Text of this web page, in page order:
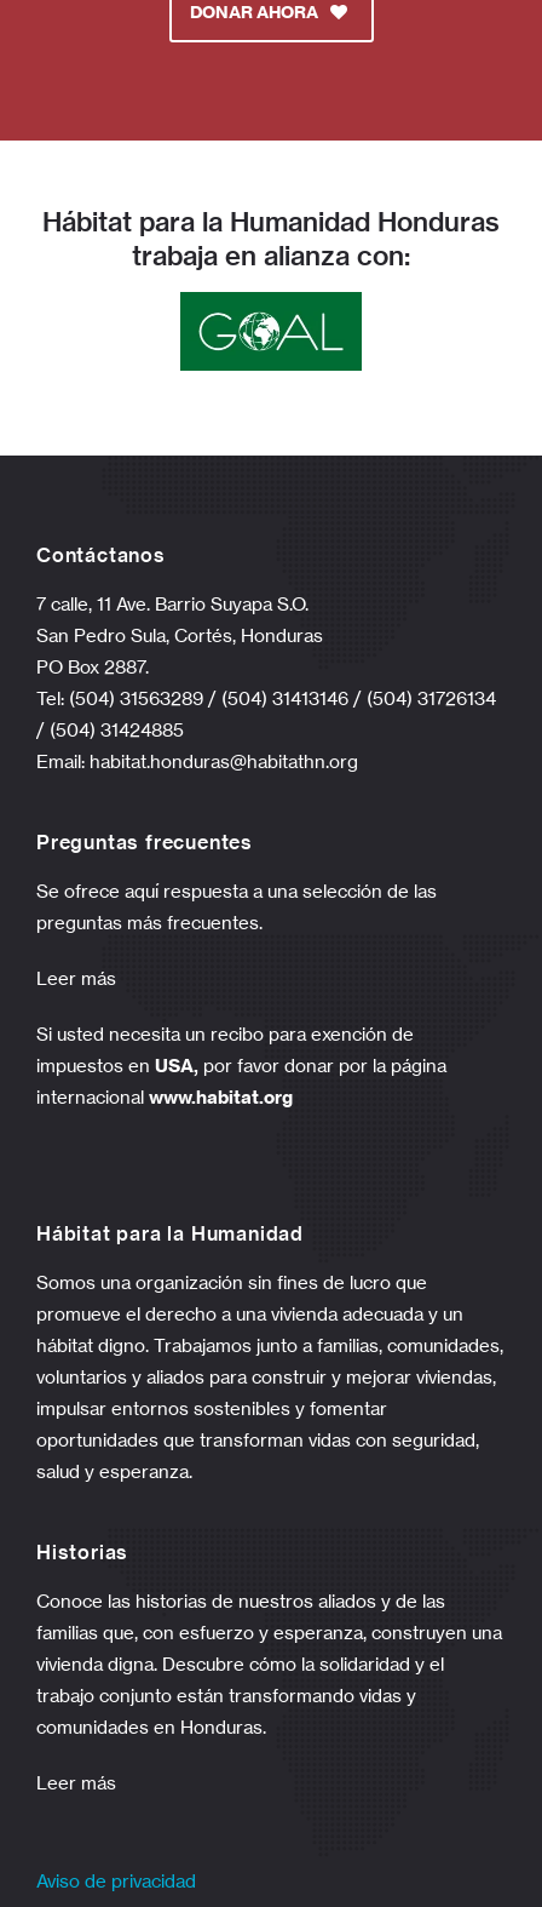
DONAR AHORA
Hábitat para la Humanidad Honduras
trabaja en alianza con:
Contáctanos
7 calle, 11 Ave. Barrio Suyapa S.O.
San Pedro Sula, Cortés, Honduras
PO Box 2887.
Tel: (504) 31563289 / (504) 31413146 / (504) 31726134
/ (504) 31424885
Email: habitat.honduras@habitathn.org
Preguntas frecuentes
Se ofrece aquí respuesta a una selección de las
preguntas más frecuentes.
Leer más
Si usted necesita un recibo para exención de
impuestos en USA, por favor donar por la página
internacional www.habitat.org
Hábitat para la Humanidad
Somos una organización sin fines de lucro que
promueve el derecho a una vivienda adecuada y un
hábitat digno. Trabajamos junto a familias, comunidades,
voluntarios y aliados para construir y mejorar viviendas,
impulsar entornos sostenibles y fomentar
oportunidades que transforman vidas con seguridad,
salud y esperanza.
Historias
Conoce las historias de nuestros aliados y de las
familias que, con esfuerzo y esperanza, construyen una
vivienda digna. Descubre cómo la solidaridad y el
trabajo conjunto están transformando vidas y
comunidades en Honduras.
Leer más
Aviso de privacidad